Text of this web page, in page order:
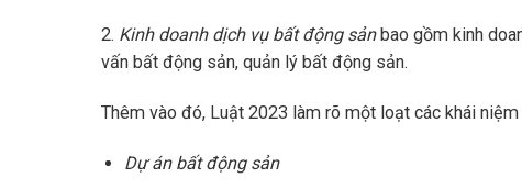
2. Kinh doanh dịch vụ bất động sảnbao gồm kinh
vấn bất động sản, quản lý bất động sản.
Thêm vào đó, Luật 2023 làm rõ một loạt các khái
Dự án bất động sản